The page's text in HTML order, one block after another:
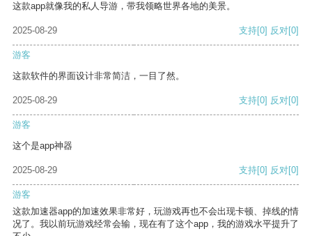
这款app就像我的私人导游，带我领略世界各地的美景。
2025-08-29 支持[0] 反对[0]
游客
这款软件的界面设计非常简洁，一目了然。
2025-08-29 支持[0] 反对[0]
游客
这个是app神器
2025-08-29 支持[0] 反对[0]
游客
这款加速器app的加速效果非常好，玩游戏再也不会出现卡顿、掉线的情
况了。我以前玩游戏经常会输，现在有了这个app，我的游戏水平提升了